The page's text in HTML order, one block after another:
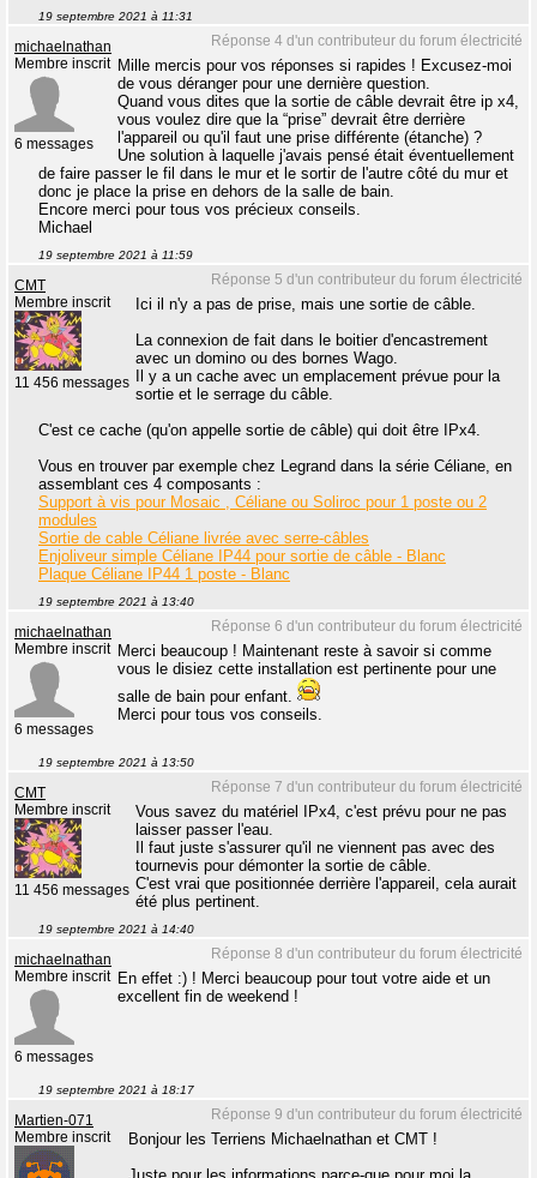
19 septembre 2021 à 11:31
Réponse 4 d'un contributeur du forum électricité
michaelnathan
Membre inscrit
6 messages
Mille mercis pour vos réponses si rapides ! Excusez-moi
de vous déranger pour une dernière question.
Quand vous dites que la sortie de câble devrait être ip x4,
vous voulez dire que la “prise” devrait être derrière
l'appareil ou qu'il faut une prise différente (étanche) ?
Une solution à laquelle j'avais pensé était éventuellement
de faire passer le fil dans le mur et le sortir de l'autre côté du mur et
donc je place la prise en dehors de la salle de bain.
Encore merci pour tous vos précieux conseils.
Michael
19 septembre 2021 à 11:59
Réponse 5 d'un contributeur du forum électricité
CMT
Membre inscrit
11 456 messages
Ici il n'y a pas de prise, mais une sortie de câble.
La connexion de fait dans le boitier d'encastrement
avec un domino ou des bornes Wago.
Il y a un cache avec un emplacement prévue pour la
sortie et le serrage du câble.
C'est ce cache (qu'on appelle sortie de câble) qui doit être IPx4.
Vous en trouver par exemple chez Legrand dans la série Céliane, en
assemblant ces 4 composants :
Support à vis pour Mosaic , Céliane ou Soliroc pour 1 poste ou 2
modules
Sortie de cable Céliane livrée avec serre-câbles
Enjoliveur simple Céliane IP44 pour sortie de câble - Blanc
Plaque Céliane IP44 1 poste - Blanc
19 septembre 2021 à 13:40
Réponse 6 d'un contributeur du forum électricité
michaelnathan
Membre inscrit
6 messages
Merci beaucoup ! Maintenant reste à savoir si comme
vous le disiez cette installation est pertinente pour une
salle de bain pour enfant.
Merci pour tous vos conseils.
19 septembre 2021 à 13:50
Réponse 7 d'un contributeur du forum électricité
CMT
Membre inscrit
11 456 messages
Vous savez du matériel IPx4, c'est prévu pour ne pas
laisser passer l'eau.
Il faut juste s'assurer qu'il ne viennent pas avec des
tournevis pour démonter la sortie de câble.
C'est vrai que positionnée derrière l'appareil, cela aurait
été plus pertinent.
19 septembre 2021 à 14:40
Réponse 8 d'un contributeur du forum électricité
michaelnathan
Membre inscrit
6 messages
En effet :) ! Merci beaucoup pour tout votre aide et un
excellent fin de weekend !
19 septembre 2021 à 18:17
Réponse 9 d'un contributeur du forum électricité
Martien-071
Membre inscrit
Bonjour les Terriens Michaelnathan et CMT !